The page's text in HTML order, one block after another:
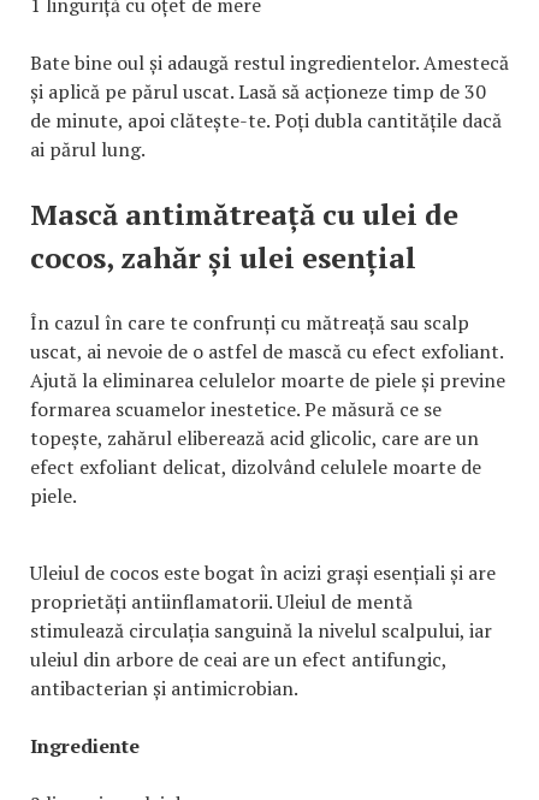
Bate bine oul și adaugă restul ingredientelor. Amestecă
și aplică pe părul uscat. Lasă să acționeze timp de 30
de minute, apoi clătește-te. Poți dubla cantitățile dacă
ai părul lung.
Mască antimătreață cu ulei de
cocos, zahăr și ulei esențial
În cazul în care te confrunți cu mătreață sau scalp
uscat, ai nevoie de o astfel de mască cu efect exfoliant.
Ajută la eliminarea celulelor moarte de piele și previne
formarea scuamelor inestetice. Pe măsură ce se
topește, zahărul eliberează acid glicolic, care are un
efect exfoliant delicat, dizolvând celulele moarte de
piele.
Uleiul de cocos este bogat în acizi grași esențiali și are
proprietăți antiinflamatorii. Uleiul de mentă
stimulează circulația sanguină la nivelul scalpului, iar
uleiul din arbore de ceai are un efect antifungic,
antibacterian și antimicrobian.
Ingrediente